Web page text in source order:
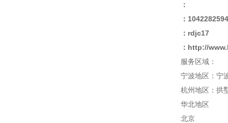
：
：1042282594
： rdjc17
： http://
服务区域：
宁波地区：宁
杭州地区：拱
华北地区
北京